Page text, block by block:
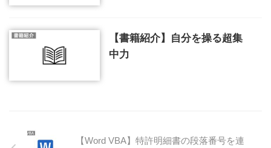
【書籍紹介】自分を操る超集
中力
【Word VBA】特許明細書の段落番号を連